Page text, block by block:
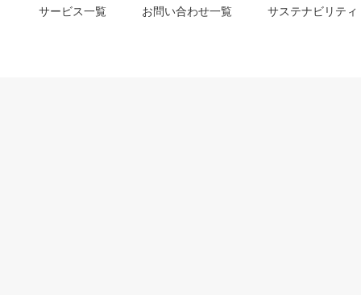
サービス一覧 お問い合わせ一覧 サステナビリティ